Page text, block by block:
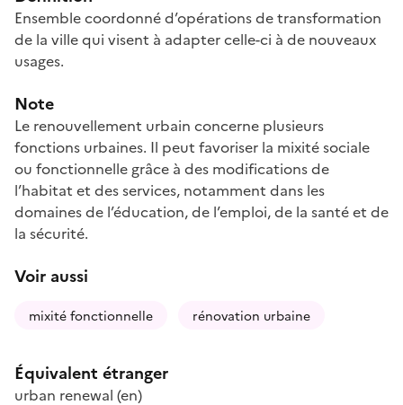
Ensemble coordonné d’opérations de transformation
de la ville qui visent à adapter celle-ci à de nouveaux
usages.
Note
Le renouvellement urbain concerne plusieurs
fonctions urbaines. Il peut favoriser la mixité sociale
ou fonctionnelle grâce à des modifications de
l’habitat et des services, notamment dans les
domaines de l’éducation, de l’emploi, de la santé et de
la sécurité.
Voir aussi
mixité fonctionnelle rénovation urbaine
Équivalent étranger
urban renewal (en)